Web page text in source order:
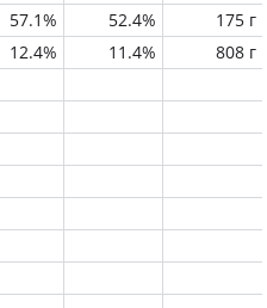
57.1% 52.4%
175 г
12.4% 11.4% 808 г